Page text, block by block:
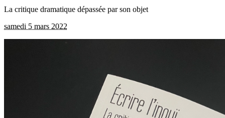
La critique dramatique dépassée par son objet
samedi 5 mars 2022